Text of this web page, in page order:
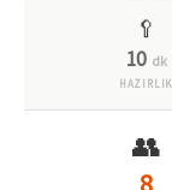
🥄
10 dk
HAZIRLIK
👥